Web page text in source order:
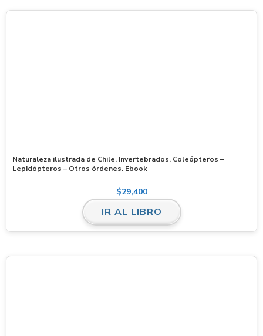
Naturaleza ilustrada de Chile. Invertebrados. Coleópteros –
Lepidópteros – Otros órdenes. Ebook
$29,400
IR AL LIBRO